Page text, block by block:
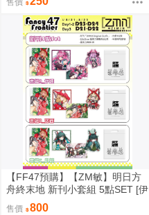
【FF47預購】【ZM敏】明日方
舟終末地 新刊小套組 5點SET [伊
馮][洛西][莊芳宜]
售價 800